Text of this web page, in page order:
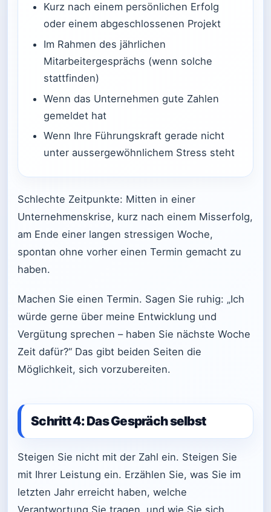
Kurz nach einem persönlichen Erfolg
oder einem abgeschlossenen Projekt
Im Rahmen des jährlichen
Mitarbeitergesprächs (wenn solche
stattfinden)
Wenn das Unternehmen gute Zahlen
gemeldet hat
Wenn Ihre Führungskraft gerade nicht
unter aussergewöhnlichem Stress steht
Schlechte Zeitpunkte: Mitten in einer
Unternehmenskrise, kurz nach einem Misserfolg,
am Ende einer langen stressigen Woche,
spontan ohne vorher einen Termin gemacht zu
haben.
Machen Sie einen Termin. Sagen Sie ruhig: „Ich
würde gerne über meine Entwicklung und
Vergütung sprechen – haben Sie nächste Woche
Zeit dafür?“ Das gibt beiden Seiten die
Möglichkeit, sich vorzubereiten.
Schritt 4: Das Gespräch selbst
Steigen Sie nicht mit der Zahl ein. Steigen Sie
mit Ihrer Leistung ein. Erzählen Sie, was Sie im
letzten Jahr erreicht haben, welche
Verantwortung Sie tragen, und wie Sie sich